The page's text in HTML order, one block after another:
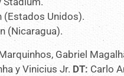
(Estados Unidos).
(Nicaragua).
Gabriel
y Vinicius Jr. DT: Carlo